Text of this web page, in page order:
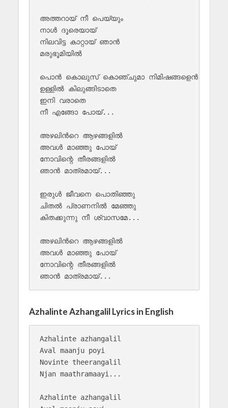
അത്തറായ് നീ പെയ്യും
നാൾ ദൂരെയായ്
നിലവിട്ട കാറ്റായ് ഞാൻ
മരുഭൂമിയിൽ
പൊൻ കൊലുസ് കൊഞ്ചുമാ നിമിഷങ്ങളെൻ
ഉള്ളിൽ കിലുങ്ങിടാതെ
ഇനി വരാതെ
നീ എങ്ങോ പോയ്...
അഴലിന്‍റെ ആഴങ്ങളിൽ
അവൾ മാഞ്ഞു പോയ്
നോവിന്റെ തീരങ്ങളിൽ
ഞാൻ മാത്രമായ്...
ഇരുൾ ജീവനെ പൊതിഞ്ഞു
ചിതൽ പ്രാണനിൽ മേഞ്ഞു
കിതക്കുന്നു നീ ശ്വാസമേ...
അഴലിന്‍റെ ആഴങ്ങളിൽ
അവൾ മാഞ്ഞു പോയ്
നോവിന്റെ തീരങ്ങളിൽ
Azhalinte Azhangalil Lyrics in English
Azhalinte azhangalil
Aval maanju poyi
Novinte theerangalil
Njan maathramaayi...
Azhalinte azhangalil